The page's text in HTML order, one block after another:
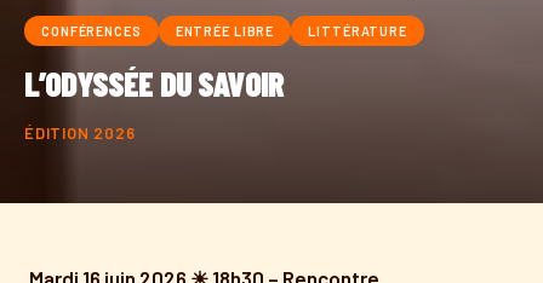
CONFÉRENCES ENTRÉE LIBRE LITTÉRATURE
L’ODYSSÉE DU SAVOIR
ÉDITION 2026